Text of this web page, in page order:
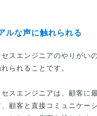
ルな声に触れられる
スエンジニアのやりがい
られることです。
スエンジニアは、顧客に
顧客と直接コミュニケー